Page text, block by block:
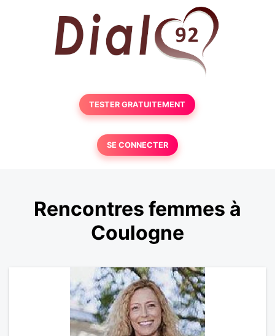
TESTER GRATUITEMENT
SE CONNECTER
Rencontres femmes à
Coulogne